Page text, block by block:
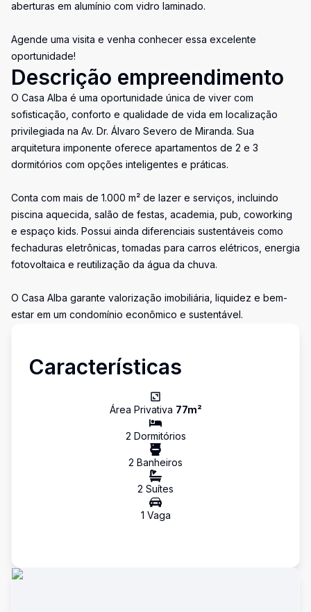
aberturas em alumínio com vidro laminado.
Agende uma visita e venha conhecer essa excelente
oportunidade!
Descrição empreendimento
O Casa Alba é uma oportunidade única de viver com
sofisticação, conforto e qualidade de vida em localização
privilegiada na Av. Dr. Álvaro Severo de Miranda. Sua
arquitetura imponente oferece apartamentos de 2 e 3
dormitórios com opções inteligentes e práticas.
Conta com mais de 1.000 m² de lazer e serviços, incluindo
piscina aquecida, salão de festas, academia, pub, coworking
e espaço kids. Possui ainda diferenciais sustentáveis como
fechaduras eletrônicas, tomadas para carros elétricos, energia
fotovoltaica e reutilização da água da chuva.
O Casa Alba garante valorização imobiliária, liquidez e bem-
estar em um condomínio econômico e sustentável.
Características
Área Privativa 77m²
2 Dormitórios
2 Banheiros
2 Suítes
1 Vaga